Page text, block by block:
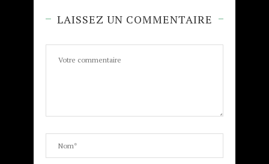
LAISSEZ UN COMMENTAIRE